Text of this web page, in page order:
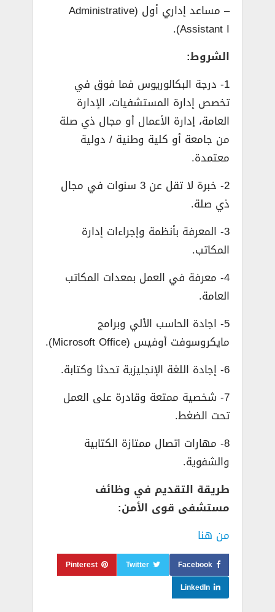
– مساعد إداري أول (Administrative
Assistant I).
الشروط:
1- درجة البكالوريوس فما فوق في
تخصص إدارة المستشفيات، الإدارة
العامة، إدارة الأعمال أو مجال ذي صلة
من جامعة أو كلية وطنية / دولية
معتمدة.
2- خبرة لا تقل عن 3 سنوات في مجال
ذي صلة.
3- المعرفة بأنظمة وإجراءات إدارة
المكاتب.
4- معرفة في العمل بمعدات المكاتب
العامة.
5- اجادة الحاسب الألي وبرامج
مايكروسوفت أوفيس (Microsoft Office).
6- إجادة اللغة الإنجليزية تحدثا وكتابة.
7- شخصية ممتعة وقادرة على العمل
تحت الضغط.
8- مهارات اتصال ممتازة الكتابية
والشفوية.
طريقة التقديم في وظائف
مستشفى قوى الأمن:
من هنا
Facebook
Twitter
Pinterest
LinkedIn